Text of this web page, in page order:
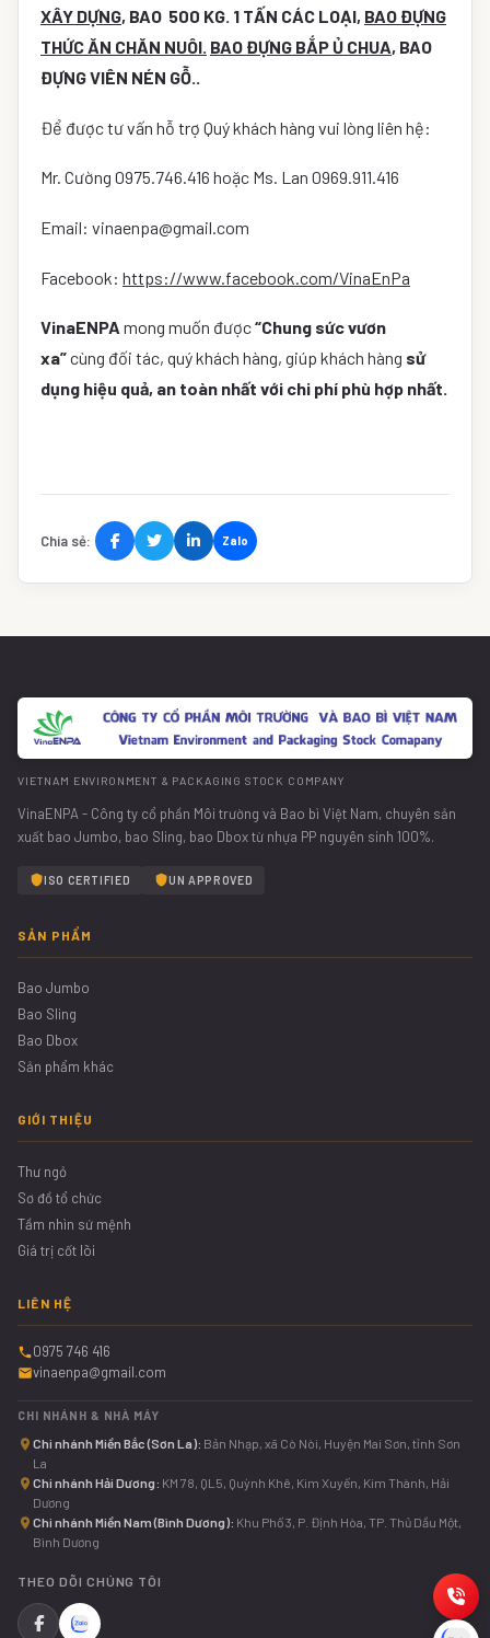
XÂY DỰNG, BAO 500 KG. 1 TẤN CÁC LOẠI, BAO ĐỰNG
THỨC ĂN CHĂN NUÔI. BAO ĐỰNG BẮP Ủ CHUA, BAO
ĐỰNG VIÊN NÉN GỖ..
Để được tư vấn hỗ trợ Quý khách hàng vui lòng liên hệ:
Mr. Cường 0975.746.416 hoặc Ms. Lan 0969.911.416
Email: vinaenpa@gmail.com
Facebook: https://www.facebook.com/VinaEnPa
VinaENPA mong muốn được“Chung sức vươn
xa”cùng đối tác, quý khách hàng, giúp khách hàng sử
dụng hiệu quả, an toàn nhất với chi phí phù hợp nhất.
Chia sẻ: Zalo
VIETNAM ENVIRONMENT & PACKAGING STOCK COMPANY
VinaENPA - Công ty cổ phần Môi trường và Bao bì Việt Nam, chuyên sản
xuất bao Jumbo, bao Sling, bao Dbox từ nhựa PP nguyên sinh 100%.
ISO CERTIFIED UN APPROVED
SẢN PHẨM
Bao Jumbo
Bao Sling
Bao Dbox
Sản phẩm khác
GIỚI THIỆU
Thư ngỏ
Sơ đồ tổ chức
Tầm nhìn sứ mệnh
Giá trị cốt lõi
LIÊN HỆ
0975 746 416
vinaenpa@gmail.com
CHI NHÁNH & NHÀ MÁY
Chi nhánh Miền Bắc (Sơn La): Bản Nhạp, xã Cò Nòi, Huyện Mai Sơn, tỉnh Sơn
La
Chi nhánh Hải Dương: KM 78, QL5, Quỳnh Khê, Kim Xuyến, Kim Thành, Hải
Dương
Chi nhánh Miền Nam (Bình Dương): Khu Phố 3, P. Định Hòa, TP. Thủ Dầu Một,
Bình Dương
THEO DÕI CHÚNG TÔI